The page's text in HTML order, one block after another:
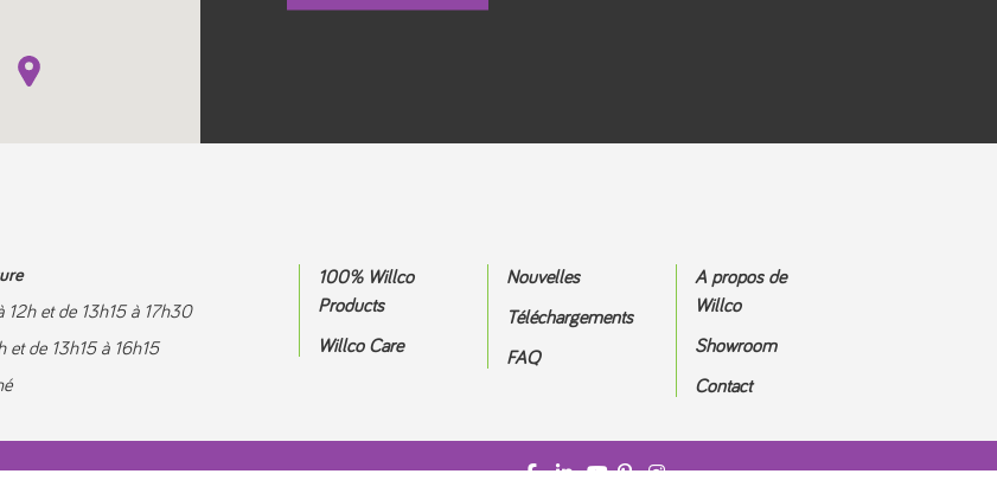
12h et de 13h15 à 17h30
et de 13h15 à 16h15
100% Willco
Products
Willco Care
Nouvelles
Téléchargements
FAQ
A propos de
Willco
Showroom
Contact